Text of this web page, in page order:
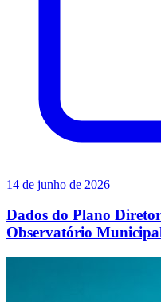
14 de junho de 2026
Dados do Plano
Observatório